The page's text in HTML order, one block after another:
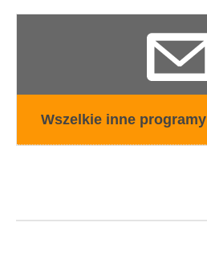
Wszelkie inne programy